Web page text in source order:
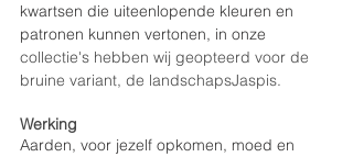
kwartsen die uiteenlopende kleuren en
patronen kunnen vertonen, in onze
collectie's hebben wij geopteerd voor de
bruine variant, de landschapsJaspis.
Werking
Aarden, voor jezelf opkomen, moed en